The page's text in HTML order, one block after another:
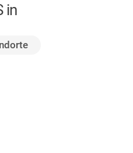
in